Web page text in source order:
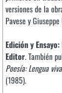
versiones de la
Pavese y
Edición y Ensayo:
Editor. También
Poesía: Lengua viva
(1985).